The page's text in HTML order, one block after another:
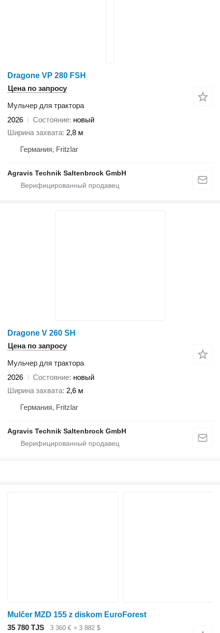
Dragone VP 280 FSH
Цена по запросу
Мульчер для трактора
2026
Состояние новый
Ширина захвата 2,8 м
Германия, Fritzlar
Agravis Technik Saltenbrock GmbH
Dragone V 260 SH
Цена по запросу
Мульчер для трактора
2026
Состояние новый
Ширина захвата 2,6 м
Германия, Fritzlar
Agravis Technik Saltenbrock GmbH
Mulčer MZD 155 z diskom EuroForest
35 780 TJS
3 360 € ≈ 3 882 $